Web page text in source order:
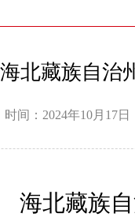
海北藏族自治
时间：2024年10月17日
海北藏族